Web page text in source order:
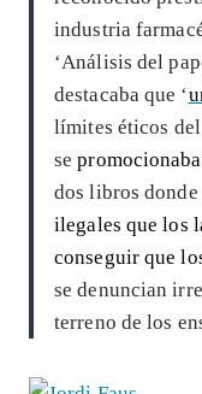
industria
‘Análisis del
destacaba que ‘
límites éticos
sepromocionaba
dos libros donde
ilegales que los
conseguir que
se denuncian
terreno de los